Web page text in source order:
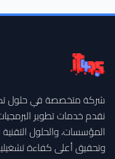
شركة متخصصة في حلول
نقدم خدمات تطوير
المؤسسات، والحلول
وتحقيق أعلى كفاءة